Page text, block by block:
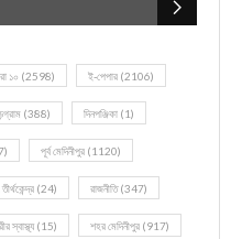
১০ (2598) ই-পেপার (2106)
(388) দিনপঞ্জিকা (1)
পূর্ব মেদিনীপুর (1120)
(24) রাজনীতি(347)
স্বাস্থ্য (15) শহর মেদিনীপুর (917)